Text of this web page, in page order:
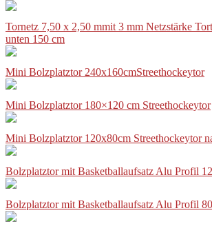
Tornetz 7,50 x 2,50 mmit 3 mm Netzstärke
unten 150 cm
Mini Bolzplatztor 240x160cmStreethockeytor
Mini Bolzplatztor 180×120 cm Streethockeytor
Mini Bolzplatztor 120x80cm Streethockeytor
Bolzplatztor mit Basketballaufsatz Alu Profil
Bolzplatztor mit Basketballaufsatz Alu Profil